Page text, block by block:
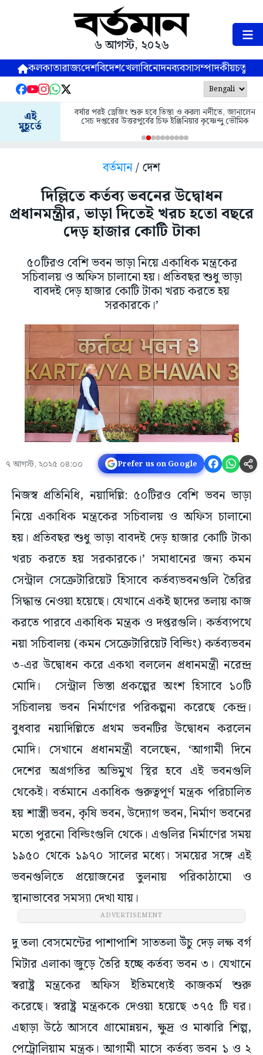
৬ আগস্ট, ২০২৬
কলকাতারাজ্যদেশবিদেশখেলাবিনোদনব্যবসাসম্পাদকীয়
এই
মুহূর্তে
বর্ষার পরই ড্রেজিং শুরু হবে তিস্তা ও করলা নদীতে, জানালেন
সেচ দপ্তরের উত্তরপূর্বের চিফ ইঞ্জিনিয়ার কৃষ্ণেন্দু ভৌমিক
বর্তমান/ দেশ
দিল্লিতে কর্তব্য ভবনের উদ্বোধন
প্রধানমন্ত্রীর, ভাড়া দিতেই খরচ হতো বছরে
দেড় হাজার কোটি টাকা
৫০টিরও বেশি ভবন ভাড়া নিয়ে একাধিক মন্ত্রকের
সচিবালয় ও অফিস চালানো হয়। প্রতিবছর শুধু ভাড়া
বাবদই দেড় হাজার কোটি টাকা খরচ করতে হয়
সরকারকে।’
৭ আগস্ট, ২০২৫ ০৪:০০ Prefer us on Google
নিজস্ব প্রতিনিধি, নয়াদিল্লি: ৫০টিরও বেশি ভবন ভাড়া
নিয়ে একাধিক মন্ত্রকের সচিবালয় ও অফিস চালানো
হয়। প্রতিবছর শুধু ভাড়া বাবদই দেড় হাজার কোটি টাকা
খরচ করতে হয় সরকারকে।’ সমাধানের জন্য কমন
সেন্ট্রাল সেক্রেটারিয়েট হিসাবে কর্তব্যভবনগুলি তৈরির
সিদ্ধান্ত নেওয়া হয়েছে। যেখানে একই ছাদের তলায় কাজ
করতে পারবে একাধিক মন্ত্রক ও দপ্তরগুলি। কর্তব্যপথে
নয়া সচিবালয় (কমন সেক্রেটারিয়েট বিল্ডিং) কর্তব্যভবন
৩-এর উদ্বোধন করে একথা বললেন প্রধানমন্ত্রী নরেন্দ্র
মোদি। সেন্ট্রাল ভিস্তা প্রকল্পের অংশ হিসাবে ১০টি
সচিবালয় ভবন নির্মাণের পরিকল্পনা করেছে কেন্দ্র।
বুধবার নয়াদিল্লিতে প্রথম ভবনটির উদ্বোধন করলেন
মোদি। সেখানে প্রধানমন্ত্রী বলেছেন, ‘আগামী দিনে
দেশের অগ্রগতির অভিমুখ স্থির হবে এই ভবনগুলি
থেকেই। বর্তমানে একাধিক গুরুত্বপূর্ণ মন্ত্রক পরিচালিত
হয় শাস্ত্রী ভবন, কৃষি ভবন, উদ্যোগ ভবন, নির্মাণ ভবনের
মতো পুরনো বিল্ডিংগুলি থেকে। এগুলির নির্মাণের সময়
১৯৫০ থেকে ১৯৭০ সালের মধ্যে। সময়ের সঙ্গে এই
ভবনগুলিতে প্রয়োজনের তুলনায় পরিকাঠামো ও
স্থানাভাবের সমস্যা দেখা যায়।
ADVERTISEMENT
দু তলা বেসমেন্টের পাশাপাশি সাততলা উঁচু দেড় লক্ষ বর্গ
মিটার এলাকা জুড়ে তৈরি হচ্ছে কর্তব্য ভবন ৩। যেখানে
স্বরাষ্ট্র মন্ত্রকের অফিস ইতিমধ্যেই কাজকর্ম শুরু
করেছে। স্বরাষ্ট্র মন্ত্রককে দেওয়া হয়েছে ৩৭৫ টি ঘর।
এছাড়া উঠে আসবে গ্রামোন্নয়ন, ক্ষুদ্র ও মাঝারি শিল্প,
পেট্রোলিয়াম মন্ত্রক। আগামী মাসে কর্তব্য ভবন ১ ও ২